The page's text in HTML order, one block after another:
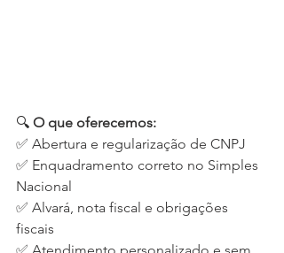
🔍 O que oferecemos:
✅ Abertura e regularização de CNPJ
✅ Enquadramento correto no Simples
Nacional
✅ Alvará, nota fiscal e obrigações
fiscais